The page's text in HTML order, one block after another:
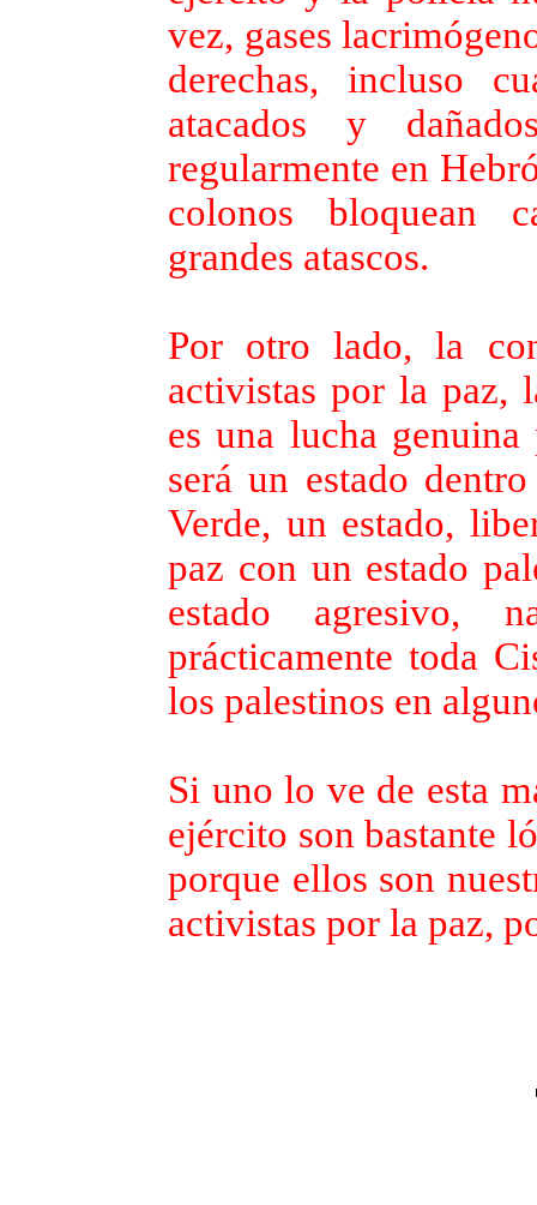
vez, gases
derechas, incluso
atacados y
regularmente en
colonos bloquean
grandes atascos.
Por otro lado, la
activistas por la paz,
es una lucha
será un estado
Verde, un estado,
paz con un estado
estado agresivo,
prácticamente toda
los palestinos en
Si uno lo ve de esta
ejército son bastante
porque ellos son
activistas por la paz,